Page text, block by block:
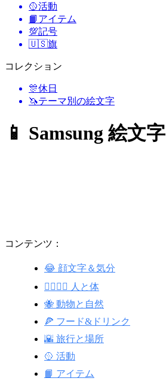
🥎活動
📙 アイテム
💯記号
🇺🇸旗
コレクション
🎊休日
🦄テーマ別の絵文字
📱 Samsung 絵文字
コンテンツ：
😂 顔文字＆気分
👩‍❤️‍💋‍👨 人と体
🐝 動物と自然
🍕 フード&ドリンク
🌇 旅行と場所
🥎 活動
📙 アイテム